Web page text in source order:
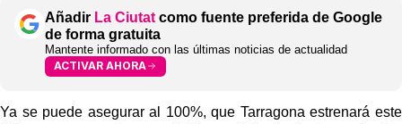
Añadir La Ciutat como fuente preferida de Google
de forma gratuita
Mantente informado con las últimas noticias de actualidad
ACTIVAR AHORA
Ya se puede asegurar al 100%, que Tarragona estrenará este